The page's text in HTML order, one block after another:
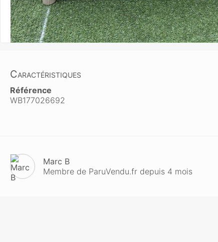
Caractéristiques
Référence
WB177026692
Marc B
Membre de ParuVendu.fr depuis 4 mois